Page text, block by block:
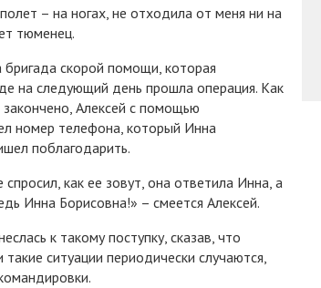
– на ногах, не отходила от меня ни на
тюменец.
скорой помощи, которая
на следующий день прошла операция. Как
Алексей с помощью
номер телефона, который Инна
поблагодарить.
как ее зовут, она ответила Инна, а
Инна Борисовна!» – смеется Алексей.
к такому поступку, сказав, что
ситуации периодически случаются,